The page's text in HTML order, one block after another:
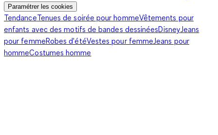
Paramétrer les cookies
TendanceTenues de soirée pour hommeVêtements pour
enfants avec des motifs de bandes dessinéesDisneyJeans
pour femmeRobes d'étéVestes pour femmeJeans pour
hommeCostumes homme